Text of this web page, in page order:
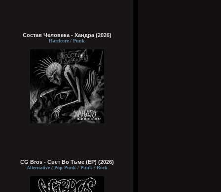
Состав Человека - Хандра (2026)
Hardcore / Punk
CG Bros - Свет Во Тьме (EP) (2026)
Alternative / Pop Punk / Punk / Rock